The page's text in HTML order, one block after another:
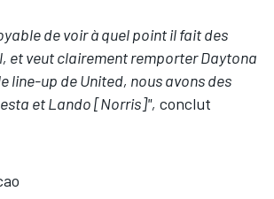
de voir à quel point il fait des
et veut clairement remporter Daytona
line-up de United, nous avons des
et Lando [Norris]", conclut